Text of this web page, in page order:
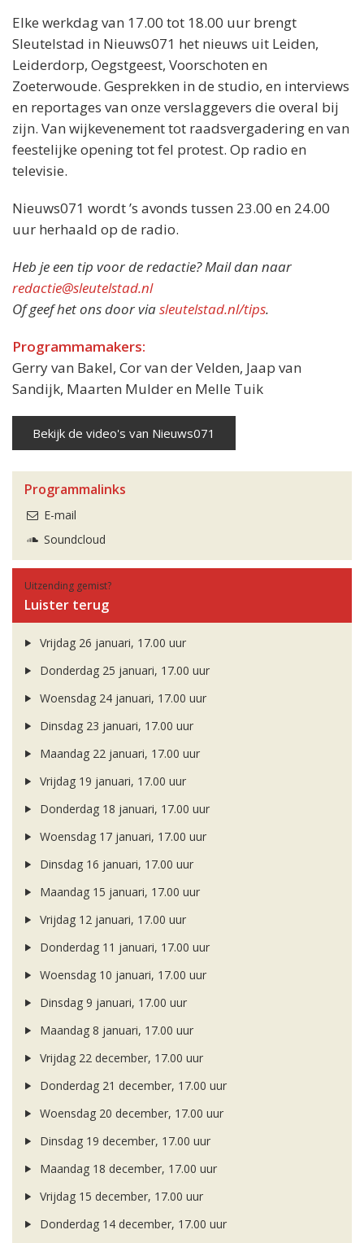
Elke werkdag van 17.00 tot 18.00 uur brengt
Sleutelstad in Nieuws071 het nieuws uit Leiden,
Leiderdorp, Oegstgeest, Voorschoten en
Zoeterwoude. Gesprekken in de studio, en interviews
en reportages van onze verslaggevers die overal bij
zijn. Van wijkevenement tot raadsvergadering en van
feestelijke opening tot fel protest. Op radio en
televisie.
Nieuws071 wordt ’s avonds tussen 23.00 en 24.00
uur herhaald op de radio.
Heb je een tip voor de redactie? Mail dan naar
redactie@sleutelstad.nl
Of geef het ons door viasleutelstad.nl/tips.
Programmamakers:
Gerry van Bakel, Cor van der Velden, Jaap van
Sandijk, Maarten Mulder en Melle Tuik
Bekijk de video's van Nieuws071
Programmalinks
E-mail
Soundcloud
Uitzending gemist?
Luister terug
Vrijdag 26 januari, 17.00 uur
Donderdag 25 januari, 17.00 uur
Woensdag 24 januari, 17.00 uur
Dinsdag 23 januari, 17.00 uur
Maandag 22 januari, 17.00 uur
Vrijdag 19 januari, 17.00 uur
Donderdag 18 januari, 17.00 uur
Woensdag 17 januari, 17.00 uur
Dinsdag 16 januari, 17.00 uur
Maandag 15 januari, 17.00 uur
Vrijdag 12 januari, 17.00 uur
Donderdag 11 januari, 17.00 uur
Woensdag 10 januari, 17.00 uur
Dinsdag 9 januari, 17.00 uur
Maandag 8 januari, 17.00 uur
Vrijdag 22 december, 17.00 uur
Donderdag 21 december, 17.00 uur
Woensdag 20 december, 17.00 uur
Dinsdag 19 december, 17.00 uur
Maandag 18 december, 17.00 uur
Vrijdag 15 december, 17.00 uur
Donderdag 14 december, 17.00 uur